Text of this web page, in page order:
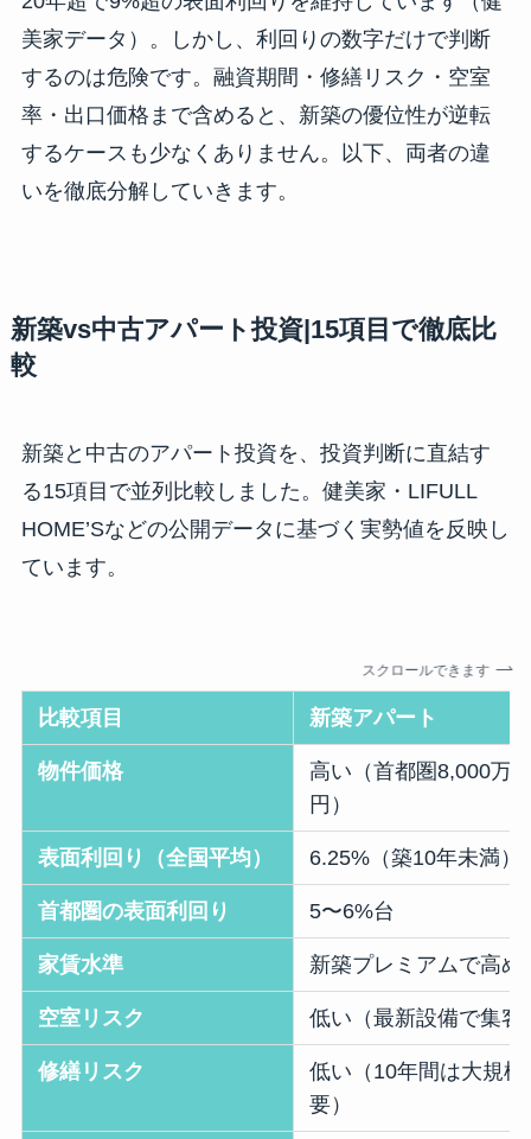
美家データ）。しかし、利回りの数字だけで判断
するのは危険です。融資期間・修繕リスク・空室
率・出口価格まで含めると、新築の優位性が逆転
するケースも少なくありません。以下、両者の違
いを徹底分解していきます。
新築vs中古アパート投資|15項目で徹底比
較
新築と中古のアパート投資を、投資判断に直結す
る15項目で並列比較しました。健美家・LIFULL
HOME’Sなどの公開データに基づく実勢値を反映し
ています。
スクロールできます
比較項目 新築アパート
物件価格
高い（首都圏8,000万
円）
表面利回り（全国平均） 6.25%（築10年未満）
首都圏の表面利回り 5〜6%台
家賃水準 新築プレミアムで高め
空室リスク 低い（最新設備で集
修繕リスク
低い（10年間は大規模
要）